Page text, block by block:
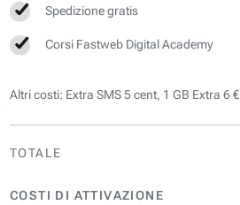
Spedizione gratis
Corsi Fastweb Digital Academy
Altri costi: Extra SMS 5 cent, 1 GB Extra 6 €
TOTALE
COSTI DI ATTIVAZIONE